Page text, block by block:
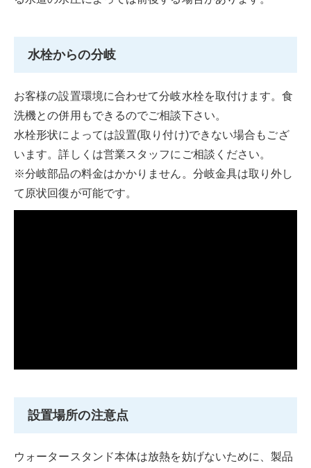
水栓からの分岐
お客様の設置環境に合わせて分岐水栓を取付けます。食
洗機との併用もできるのでご相談下さい。
水栓形状によっては設置(取り付け)できない場合もござ
います。詳しくは営業スタッフにご相談ください。
※分岐部品の料金はかかりません。分岐金具は取り外し
て原状回復が可能です。
設置場所の注意点
ウォータースタンド本体は放熱を妨げないために、製品